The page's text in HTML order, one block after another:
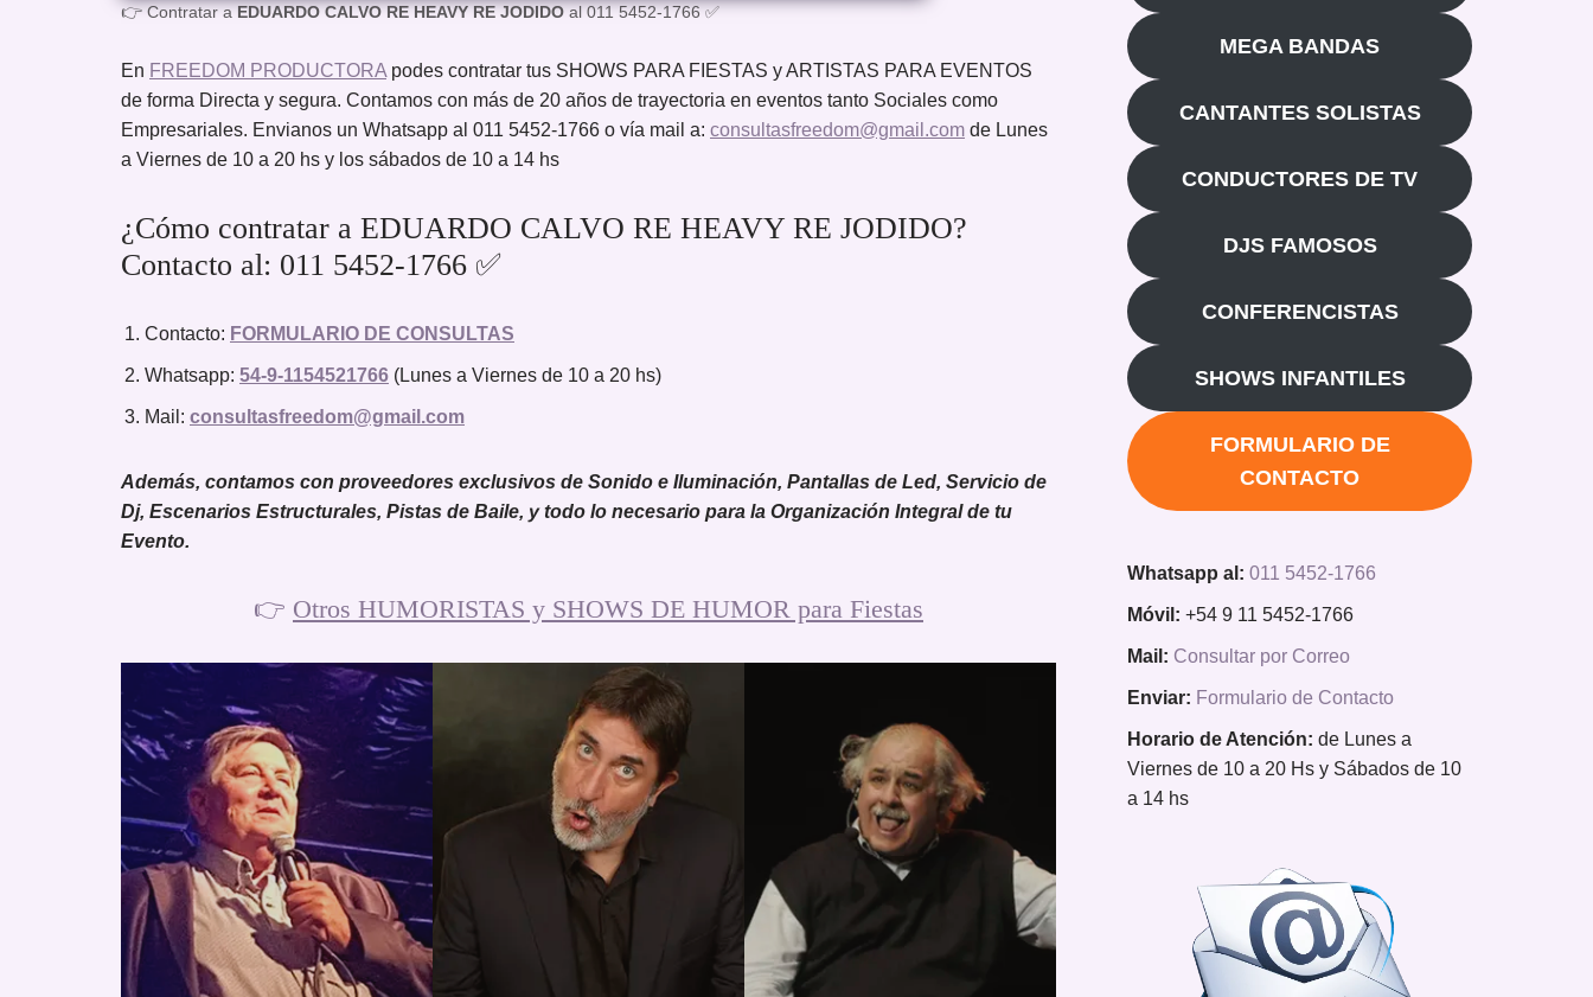
👉 Contratar aEDUARDO CALVO RE HEAVY RE JODIDOal 011 5452-1766 ✅
En FREEDOM PRODUCTORA podes contratar tus SHOWS PARA FIESTAS y ARTISTAS PARA EVENTOS
de forma Directa y segura. Contamos con más de 20 años de trayectoria en eventos tanto Sociales como
Empresariales. Envianos un Whatsapp al 011 5452-1766 o vía mail a: consultasfreedom@gmail.com de Lunes
a Viernes de 10 a 20 hs y los sábados de 10 a 14 hs
¿Cómo contratar a EDUARDO CALVO RE HEAVY RE JODIDO?
Contacto al: 011 5452-1766 ✅
Contacto: FORMULARIO DE CONSULTAS
Whatsapp: 54-9-1154521766 (Lunes a Viernes de 10 a 20 hs)
Mail: consultasfreedom@gmail.com
Además, contamos con proveedores exclusivos de Sonido e Iluminación, Pantallas de Led, Servicio de
Dj, Escenarios Estructurales, Pistas de Baile, y todo lo necesario para la Organización Integral de tu
Evento.
👉 Otros HUMORISTAS y SHOWS DE HUMOR para Fiestas
MEGA BANDAS
CANTANTES SOLISTAS
CONDUCTORES DE TV
DJS FAMOSOS
CONFERENCISTAS
SHOWS INFANTILES
FORMULARIO DE
CONTACTO
Whatsapp al: 011 5452-1766
Móvil: +54 9 11 5452-1766
Mail: Consultar por Correo
Enviar: Formulario de Contacto
Horario de Atención: de Lunes a
Viernes de 10 a 20 Hs y Sábados de 10
a 14 hs